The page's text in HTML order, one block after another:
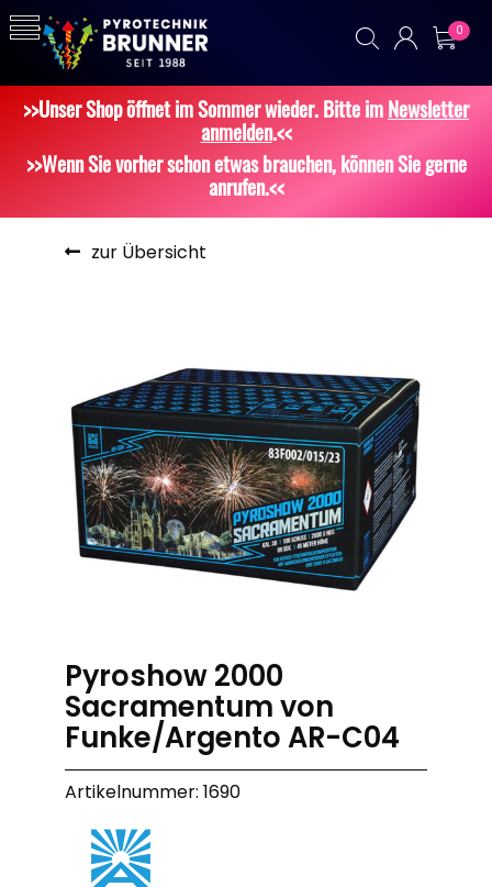
0
>>Unser Shop öffnet im Sommer wieder. Bitte imNewsletter
anmelden.<<
>>Wenn Sie vorher schon etwas brauchen, können Sie gerne
anrufen.<<
zur Übersicht
Pyroshow 2000
Sacramentum von
Funke/Argento AR-C04
Artikelnummer: 1690